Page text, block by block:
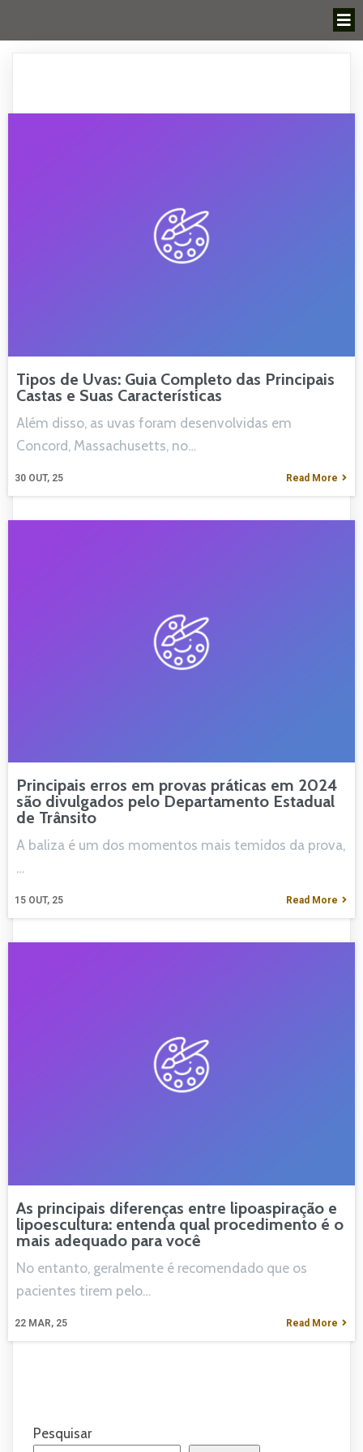
Tipos de Uvas: Guia Completo das Principais
Castas e Suas Características
30 OUT, 25
Além disso, as uvas foram desenvolvidas em
Concord, Massachusetts, no…
Read More
Principais erros em provas práticas em 2024
são divulgados pelo Departamento Estadual
de Trânsito
15 OUT, 25
A baliza é um dos momentos mais temidos da prova,
…
Read More
As principais diferenças entre lipoaspiração e
lipoescultura: entenda qual procedimento é o
mais adequado para você
22 MAR, 25
No entanto, geralmente é recomendado que os
pacientes tirem pelo…
Read More
Pesquisar